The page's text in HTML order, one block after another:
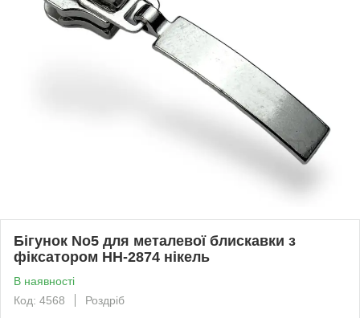
Бігунок No5 для металевої блискавки з
фіксатором НН-2874 нікель
В наявності
Код: 4568
Роздріб